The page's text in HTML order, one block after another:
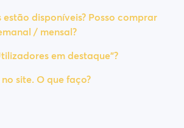
estão disponíveis? Posso comprar
/ mensal?
em destaque"?
site. O que faço?